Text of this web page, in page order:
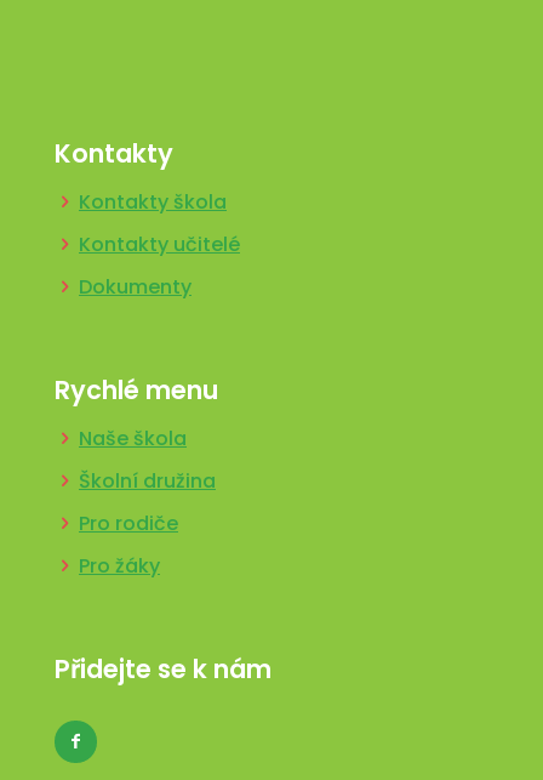
Kontakty
Kontakty škola
Kontakty učitelé
Dokumenty
Rychlé menu
Naše škola
Školní družina
Pro rodiče
Pro žáky
Přidejte se k nám